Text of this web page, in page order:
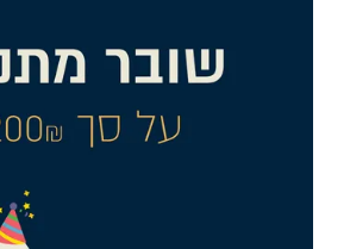
תחליפי בשר